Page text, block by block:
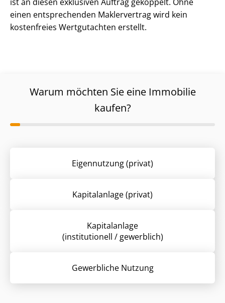
einen entsprechenden Maklervertrag wird kein
kostenfreies Wertgutachten erstellt.
Warum möchten Sie eine Immobilie
kaufen?
Eigennutzung (privat)
Kapitalanlage (privat)
Kapitalanlage
(institutionell / gewerblich)
Gewerbliche Nutzung